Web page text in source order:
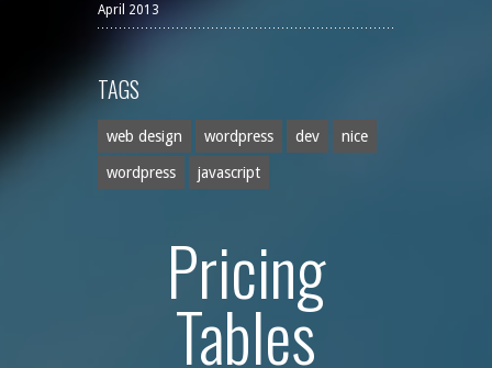
April 2013
TAGS
web design wordpress dev nice
wordpress javascript
Pricing
Tables